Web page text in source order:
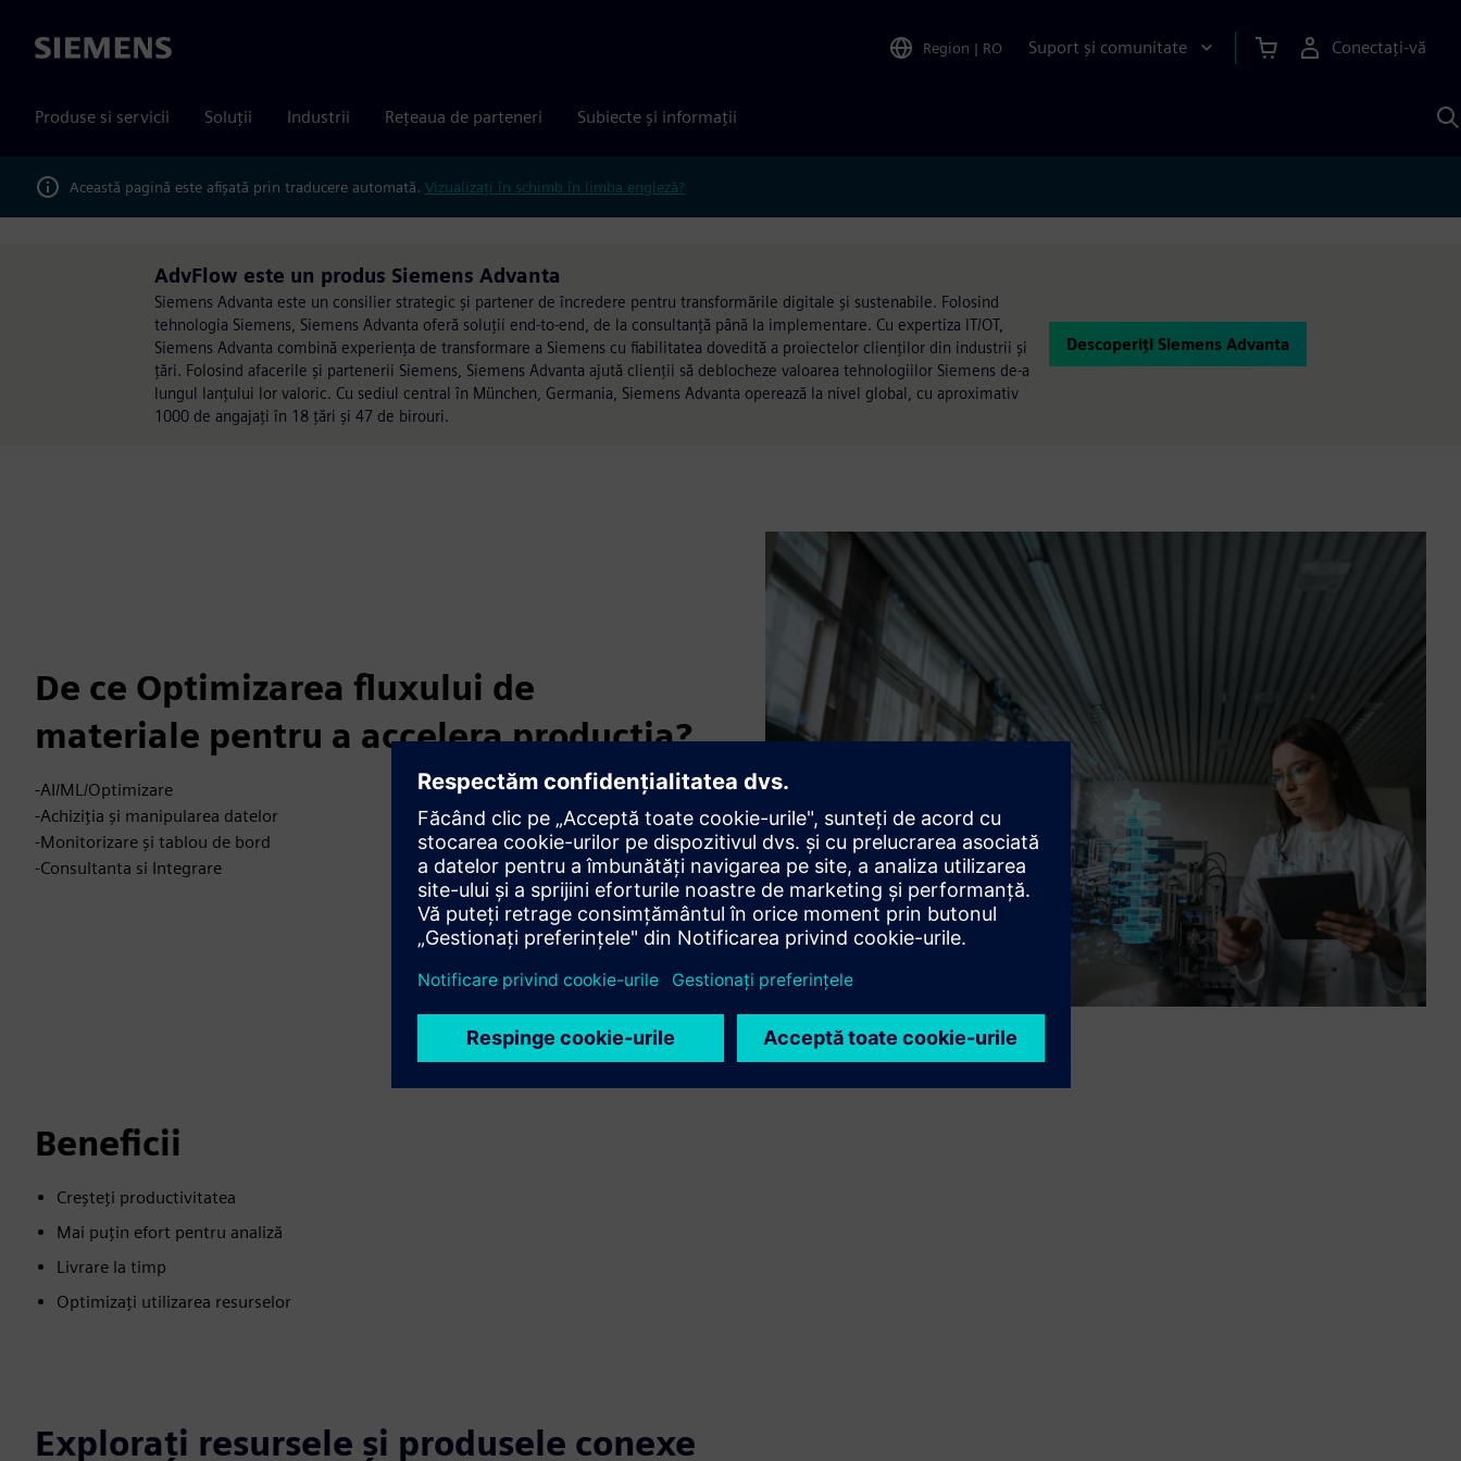
Siemens Region | RO Suport și comunitate Conectați-vă
Produse si servicii Soluții Industrii Rețeaua de parteneri Subiecte și informații
Această pagină este afișată prin traducere automată. Vizualizați în schimb în limba engleză?
AdvFlow este un produs Siemens Advanta
Siemens Advanta este un consilier strategic și partener de încredere pentru transformările digitale și sustenabile. Folosind
tehnologia Siemens, Siemens Advanta oferă soluții end-to-end, de la consultanță până la implementare. Cu expertiza IT/OT,
Siemens Advanta combină experiența de transformare a Siemens cu fiabilitatea dovedită a proiectelor clienților din industrii și
țări. Folosind afacerile și partenerii Siemens, Siemens Advanta ajută clienții să deblocheze valoarea tehnologiilor Siemens de-a
lungul lanțului lor valoric. Cu sediul central în München, Germania, Siemens Advanta operează la nivel global, cu aproximativ
1000 de angajați în 18 țări și 47 de birouri.
Descoperiți Siemens Advanta
De ce Optimizarea fluxului de
materiale pentru a accelera producția?
-AI/ML/Optimizare
-Achiziția și manipularea datelor
-Monitorizare și tablou de bord
-Consultanta si Integrare
Beneficii
Creșteți productivitatea
Mai puțin efort pentru analiză
Livrare la timp
Optimizați utilizarea resurselor
Explorați resursele și produsele conexe